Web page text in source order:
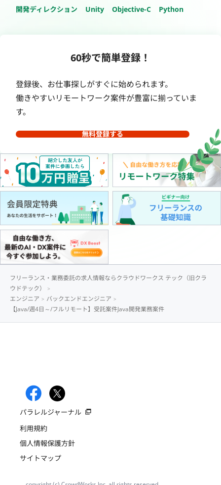
開発ディレクション
Unity Objective-C Python
60秒で簡単登録！
登録後、お仕事探しがすぐに始められます。
働きやすいリモートワーク案件が豊富に揃っていま
す。
無料登録する
フリーランス・業務委託の求人情報ならクラウドワークス テック（旧クラ
ウドテック）
エンジニア
バックエンドエンジニア
【Java/週4日～/フルリモート】受託案件Java開発業務案件
パラレルジャーナル
利用規約
個人情報保護方針
サイトマップ